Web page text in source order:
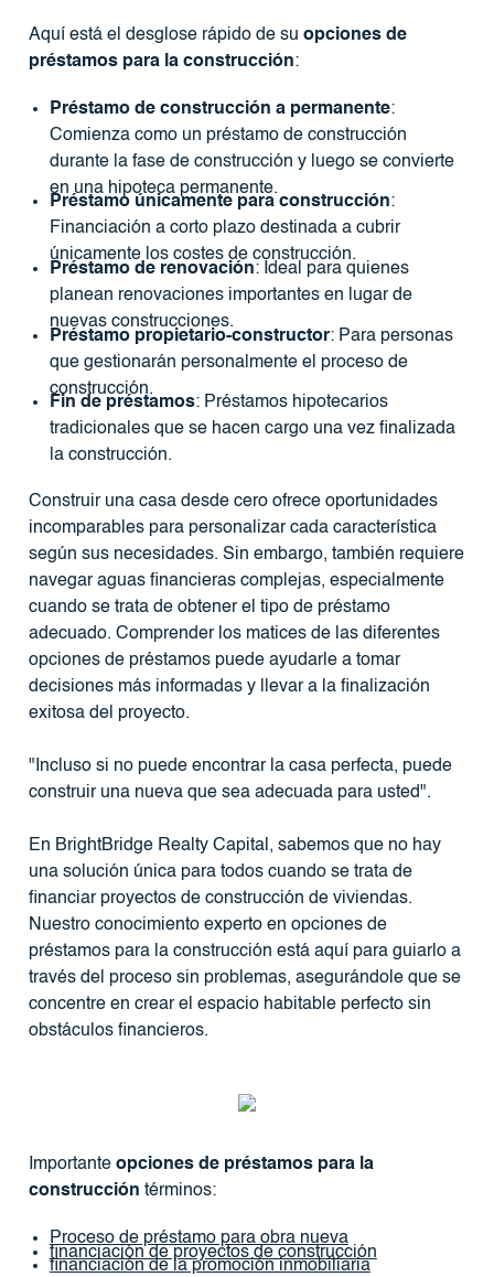
Aquí está el desglose rápido de su opciones de
préstamos para la construcción:
Préstamo de construcción a permanente:
Comienza como un préstamo de construcción
durante la fase de construcción y luego se convierte
en una hipoteca permanente.
Préstamo únicamente para construcción:
Financiación a corto plazo destinada a cubrir
únicamente los costes de construcción.
Préstamo de renovación: Ideal para quienes
planean renovaciones importantes en lugar de
nuevas construcciones.
Préstamo propietario-constructor: Para personas
que gestionarán personalmente el proceso de
construcción.
Fin de préstamos: Préstamos hipotecarios
tradicionales que se hacen cargo una vez finalizada
la construcción.
Construir una casa desde cero ofrece oportunidades
incomparables para personalizar cada característica
según sus necesidades. Sin embargo, también requiere
navegar aguas financieras complejas, especialmente
cuando se trata de obtener el tipo de préstamo
adecuado. Comprender los matices de las diferentes
opciones de préstamos puede ayudarle a tomar
decisiones más informadas y llevar a la finalización
exitosa del proyecto.
"Incluso si no puede encontrar la casa perfecta, puede
construir una nueva que sea adecuada para usted".
En BrightBridge Realty Capital, sabemos que no hay
una solución única para todos cuando se trata de
financiar proyectos de construcción de viviendas.
Nuestro conocimiento experto en opciones de
préstamos para la construcción está aquí para guiarlo a
través del proceso sin problemas, asegurándole que se
concentre en crear el espacio habitable perfecto sin
obstáculos financieros.
Importante opciones de préstamos para la
construcción términos:
Proceso de préstamo para obra nueva
financiación de proyectos de construcción
financiación de la promoción inmobiliaria